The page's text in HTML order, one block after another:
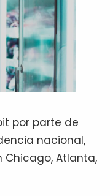
por parte de
nacional,
Chicago, Atlanta,